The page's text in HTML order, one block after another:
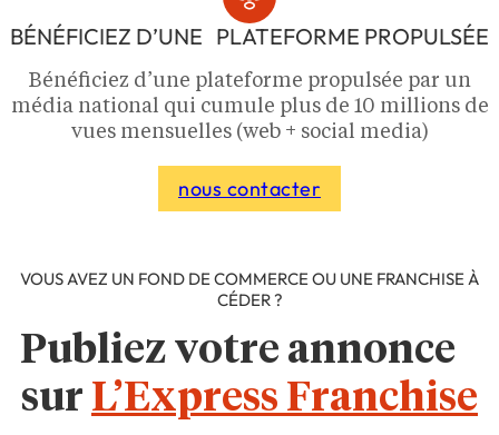
BÉNÉFICIEZ D’UNE PLATEFORME PROPULSÉE
Bénéficiez d’une plateforme propulsée par un
média national qui cumule plus de 10 millions de
vues mensuelles (web + social media)
nous contacter
VOUS AVEZ UN FOND DE COMMERCE OU UNE FRANCHISE À
CÉDER ?
Publiez votre annonce
sur L’Express Franchise